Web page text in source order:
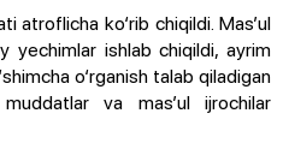
atroflicha ko‘rib chiqildi. Mas’ul
yechimlar ishlab chiqildi, ayrim
o‘rganish talab qiladigan
va mas’ul ijrochilar